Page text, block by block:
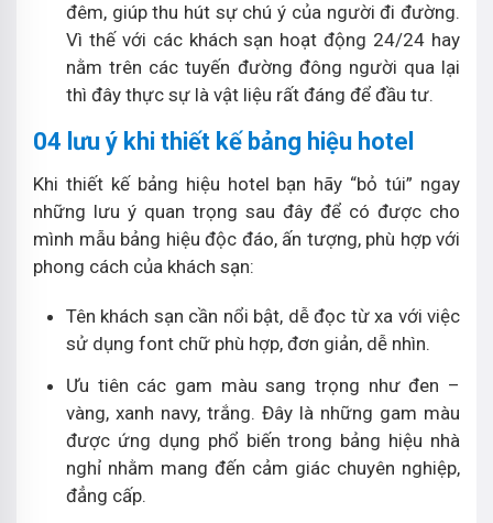
đêm, giúp thu hút sự chú ý của người đi đường.
Vì thế với các khách sạn hoạt động 24/24 hay
nằm trên các tuyến đường đông người qua lại
thì đây thực sự là vật liệu rất đáng để đầu tư.
04 lưu ý khi thiết kế bảng hiệu hotel
Khi thiết kế bảng hiệu hotel bạn hãy “bỏ túi” ngay
những lưu ý quan trọng sau đây để có được cho
mình mẫu bảng hiệu độc đáo, ấn tượng, phù hợp với
phong cách của khách sạn:
Tên khách sạn cần nổi bật, dễ đọc từ xa với việc
sử dụng font chữ phù hợp, đơn giản, dễ nhìn.
Ưu tiên các gam màu sang trọng như đen –
vàng, xanh navy, trắng. Đây là những gam màu
được ứng dụng phổ biến trong bảng hiệu nhà
nghỉ nhằm mang đến cảm giác chuyên nghiệp,
đẳng cấp.